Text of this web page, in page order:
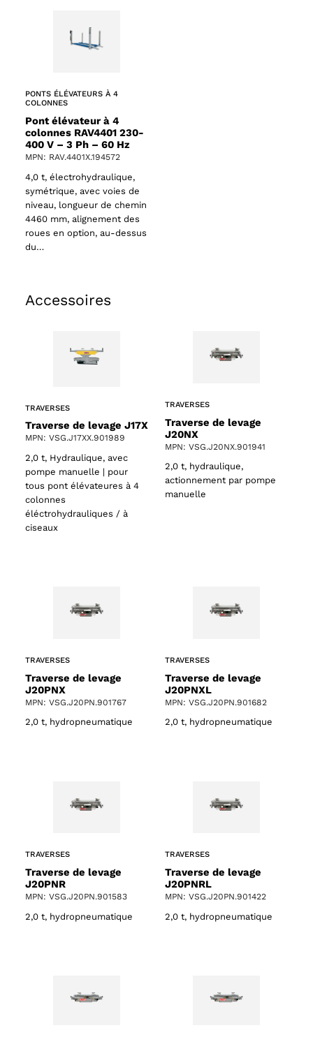
PONTS ÉLÉVATEURS À 4
COLONNES
Pont élévateur à 4
colonnes RAV4401 230-
400 V – 3 Ph – 60 Hz
MPN: RAV.4401X.194572
4,0 t, électrohydraulique,
symétrique, avec voies de
niveau, longueur de chemin
4460 mm, alignement des
roues en option, au-dessus
du…
Accessoires
TRAVERSES
Traverse de levage J17X
MPN: VSG.J17XX.901989
2,0 t, Hydraulique, avec
pompe manuelle | pour
tous pont élévateures à 4
colonnes
éléctrohydrauliques / à
ciseaux
TRAVERSES
Traverse de levage
J20NX
MPN: VSG.J20NX.901941
2,0 t, hydraulique,
actionnement par pompe
manuelle
TRAVERSES
Traverse de levage
J20PNX
MPN: VSG.J20PN.901767
2,0 t, hydropneumatique
TRAVERSES
Traverse de levage
J20PNXL
MPN: VSG.J20PN.901682
2,0 t, hydropneumatique
TRAVERSES
Traverse de levage
J20PNR
MPN: VSG.J20PN.901583
2,0 t, hydropneumatique
TRAVERSES
Traverse de levage
J20PNRL
MPN: VSG.J20PN.901422
2,0 t, hydropneumatique